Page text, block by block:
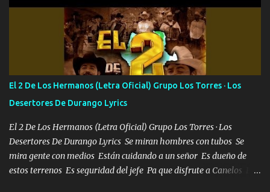
estándares 110 mil records de pistas no me falta mucho para
verme en las revistas Ya pasé Italia Japón Madrid Milán y también
Francia ropa de 100.000 bolas Louis vuitton es mi fragancia
repleta de presidentes la bolsa estoy en mi pic si no se han dado
cuenta chequeen gráficas del kitch
El 2 De Los Hermanos (Letra Oficial) Grupo Los Torres · Los
Desertores De Durango Lyrics
El 2 De Los Hermanos (Letra Oficial) Grupo Los Torres · Los
Desertores De Durango Lyrics Se miran hombres con tubos Se
mira gente con medios Están cuidando a un señor Es dueño de
estos terrenos Es seguridad del jefe Pa que disfrute a Canelos Es